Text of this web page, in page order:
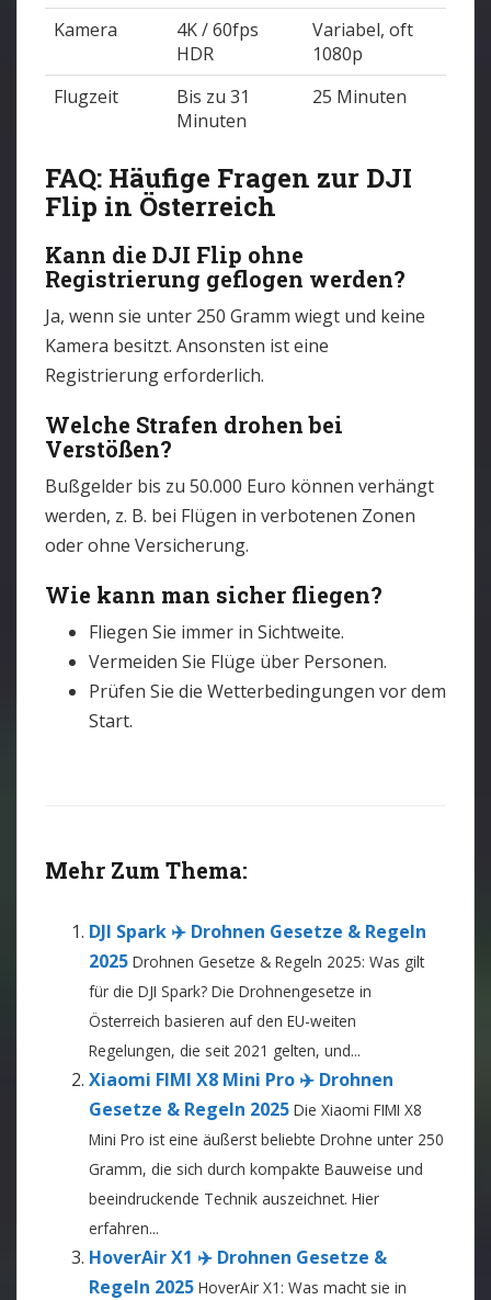
Kamera
4K / 60fps
HDR
Variabel, oft
1080p
Flugzeit
Bis zu 31
Minuten
25 Minuten
FAQ: Häufige Fragen zur DJI
Flip in Österreich
Kann die DJI Flip ohne
Registrierung geflogen werden?
Ja, wenn sie unter 250 Gramm wiegt und keine
Kamera besitzt. Ansonsten ist eine
Registrierung erforderlich.
Welche Strafen drohen bei
Verstößen?
Bußgelder bis zu 50.000 Euro können verhängt
werden, z. B. bei Flügen in verbotenen Zonen
oder ohne Versicherung.
Wie kann man sicher fliegen?
Fliegen Sie immer in Sichtweite.
Vermeiden Sie Flüge über Personen.
Prüfen Sie die Wetterbedingungen vor dem
Start.
Mehr Zum Thema:
DJI Spark ✈️ Drohnen Gesetze & Regeln
2025 Drohnen Gesetze & Regeln 2025: Was gilt
für die DJI Spark? Die Drohnengesetze in
Österreich basieren auf den EU-weiten
Regelungen, die seit 2021 gelten, und...
Xiaomi FIMI X8 Mini Pro ✈️ Drohnen
Gesetze & Regeln 2025 Die Xiaomi FIMI X8
Mini Pro ist eine äußerst beliebte Drohne unter 250
Gramm, die sich durch kompakte Bauweise und
beeindruckende Technik auszeichnet. Hier
erfahren...
HoverAir X1 ✈️ Drohnen Gesetze &
Regeln 2025 HoverAir X1: Was macht sie in